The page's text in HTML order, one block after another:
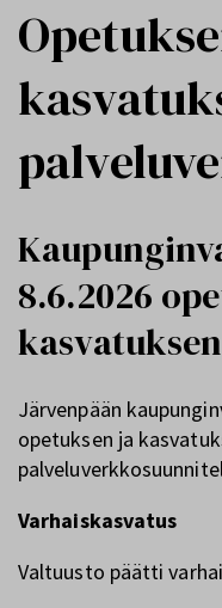
8.6.2026
Järvenpään
opetuksen ja
Varhaiskasvatus
Valtuusto päätti